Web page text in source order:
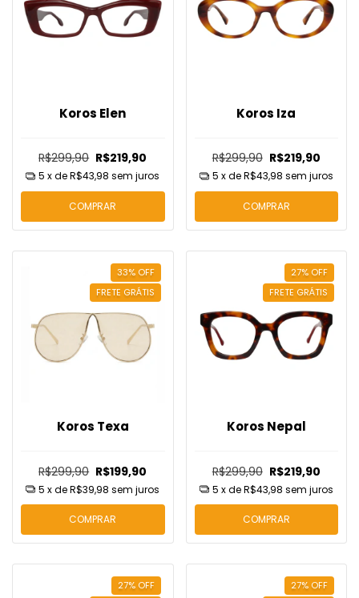
Koros Elen
R$299,90 R$219,90
5 x deR$43,98 sem juros
COMPRAR
Koros Iza
R$299,90 R$219,90
5 x deR$43,98 sem juros
COMPRAR
33% OFF
FRETE GRÁTIS
Koros Texa
R$299,90 R$199,90
5 x deR$39,98 sem juros
COMPRAR
27% OFF
FRETE GRÁTIS
Koros Nepal
R$299,90 R$219,90
5 x deR$43,98 sem juros
COMPRAR
27% OFF
27% OFF